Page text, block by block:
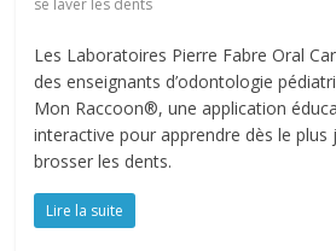
se laver les dents
Les Laboratoires Pierre Fabre Oral
des enseignants d’odontologie
Mon Raccoon®, une application
interactive pour apprendre dès le plus
brosser les dents.
Lire la suite